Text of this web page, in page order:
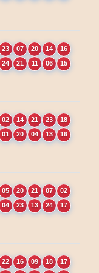
23 07 20 14
16
24 21 11 06 15
02 14 21 23
18
01 20 04 13 16
05 20 21 07
02
04 23 13 24 17
22 16 09 18
17